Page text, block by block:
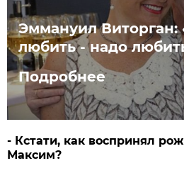
Эммануил Виторган:
любить - надо
Подробнее
- Кстати, как воспринял
Максим?